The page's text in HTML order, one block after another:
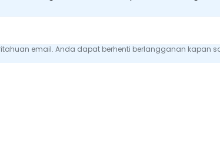
email. Anda dapat berhenti berlangganan kapan